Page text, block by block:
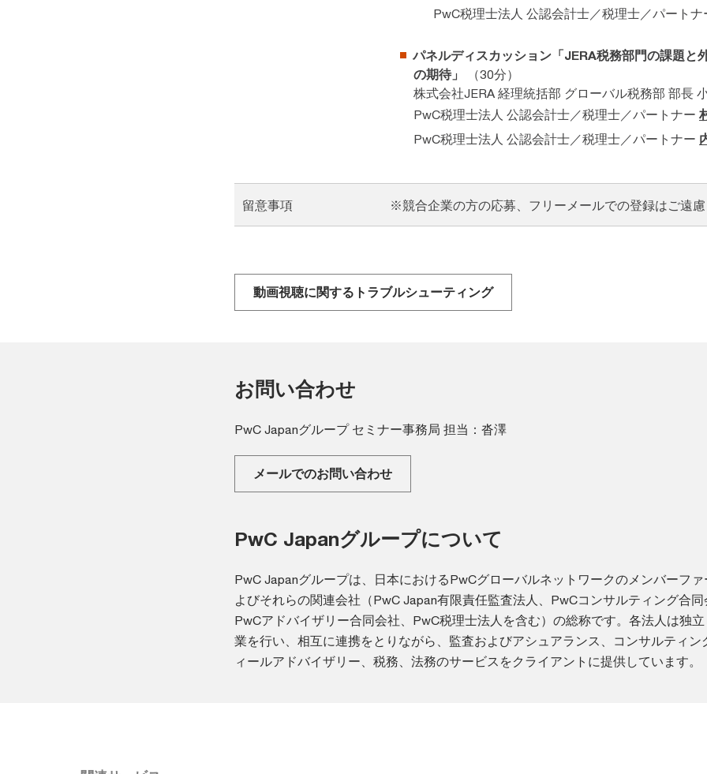
PwC税理士法人 公認会計士／税理士／パートナ
パネルディスカッション「JERA税務部門の課題と
の期待」
（30分）
株式会社JERA 経理統括部 グローバル税務部 部長
PwC税理士法人 公認会計士／税理士／パートナー
PwC税理士法人 公認会計士／税理士／パートナー
留意事項 ※競合企業の方の応募、フリーメールでの登録はご遠慮
動画視聴に関するトラブルシューティング
お問い合わせ
PwC Japanグループ セミナー事務局 担当：沓澤
メールでのお問い合わせ
PwC Japanグループについて
PwC Japanグループは、日本におけるPwCグローバルネットワークのメンバーファ
よびそれらの関連会社（PwC Japan有限責任監査法人、PwCコンサルティング合同
PwCアドバイザリー合同会社、PwC税理士法人を含む）の総称です。各法人は独
業を行い、相互に連携をとりながら、監査およびアシュアランス、コンサルティン
ィールアドバイザリー、税務、法務のサービスをクライアントに提供しています。